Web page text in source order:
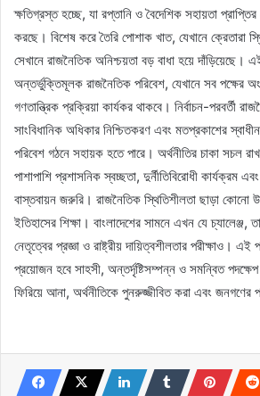
ক্ষতিগ্রস্ত হচ্ছে, যা রপ্তানি ও বৈদেশিক সহায়তা
করছে। বিশেষ করে তৈরি পোশাক খাত, যেখানে ক্রেতারা
সেখানে রাজনৈতিক অনিশ্চয়তা বড় বাধা হয়ে দাঁড়িয়েছে।
অন্তর্ভুক্তিমূলক রাজনৈতিক পরিবেশ, যেখানে সব পক্ষের
গণতান্ত্রিক প্রক্রিয়া কার্যকর থাকবে। নির্বাচন-পরবর্তী
সাংবিধানিক অধিকার নিশ্চিতকরণ এবং মতপ্রকাশের
পরিবেশ গঠনে সহায়ক হতে পারে। অর্থনীতির চাকা সচল
পাশাপাশি প্রশাসনিক স্বচ্ছতা, দুর্নীতিবিরোধী কার্যক্রম
বাস্তবায়ন জরুরি। রাজনৈতিক স্থিতিশীলতা ছাড়া
ইতিহাসের শিক্ষা। বাংলাদেশের সামনে এখন যে
নেতৃত্বের প্রজ্ঞা ও রাষ্ট্রীয় দায়িত্বশীলতার পরীক্ষাও। এই
প্রয়োজন হবে সাহসী, অন্তর্দৃষ্টিসম্পন্ন ও সমন্বিত
ফিরিয়ে আনা, অর্থনীতিকে পুনরুজ্জীবিত করা এবং জনগণের